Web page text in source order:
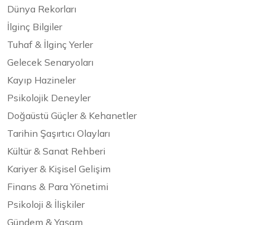
Dünya Rekorları
İlginç Bilgiler
Tuhaf & İlginç Yerler
Gelecek Senaryoları
Kayıp Hazineler
Psikolojik Deneyler
Doğaüstü Güçler & Kehanetler
Tarihin Şaşırtıcı Olayları
Kültür & Sanat Rehberi
Kariyer & Kişisel Gelişim
Finans & Para Yönetimi
Psikoloji & İlişkiler
Gündem & Yaşam